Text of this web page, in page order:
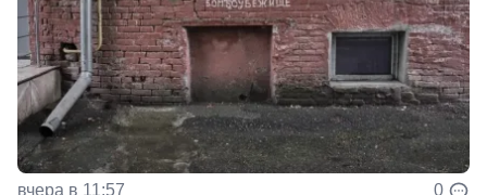
вчера в 11:57 0